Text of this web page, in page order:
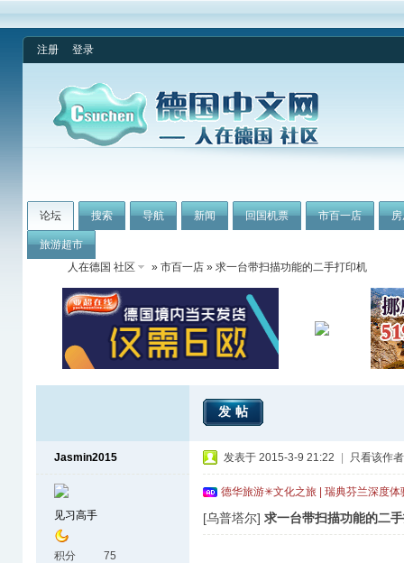
注册 登录
论坛 搜索 导航 新闻 回国机票 市百一店
旅游超市
人在德国 社区
» 市百一店 » 求一台带扫描功能的二手打印机
发帖
Jasmin2015
见习高手
积分
75
发表于 2015-3-9 21:22 只看该作者
德华旅游✳文化之旅 | 瑞典芬兰深度
[乌普塔尔] 求一台带扫描功能的二